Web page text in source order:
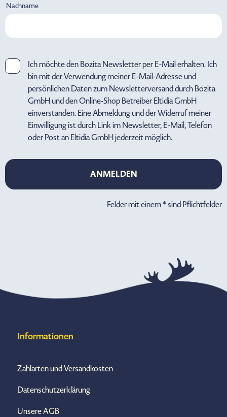
Nachname
Ich möchte den Bozita Newsletter per E-Mail erhalten. Ich
bin mit der Verwendung meiner E-Mail-Adresse und
persönlichen Daten zum Newsletterversand durch Bozita
GmbH und den Online-Shop Betreiber Eltidia GmbH
einverstanden. Eine Abmeldung und der Widerruf meiner
Einwilligung ist durch Link im Newsletter, E-Mail, Telefon
oder Post an Eltidia GmbH jederzeit möglich.
ANMELDEN
ANMELDEN
Felder mit einem * sind Pflichtfelder
Informationen
Zahlarten und Versandkosten
Datenschutzerklärung
Unsere AGB